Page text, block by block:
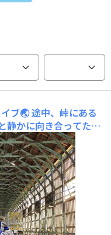
ブ🌏 途中、峠にある
静かに向き合ってたん
しかいない…そんな
と抜けて、雑音が全
った🍃 ──そしたら